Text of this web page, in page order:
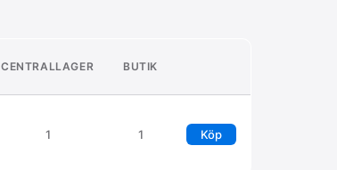
CENTRALLAGER BUTIK
1 1 Köp